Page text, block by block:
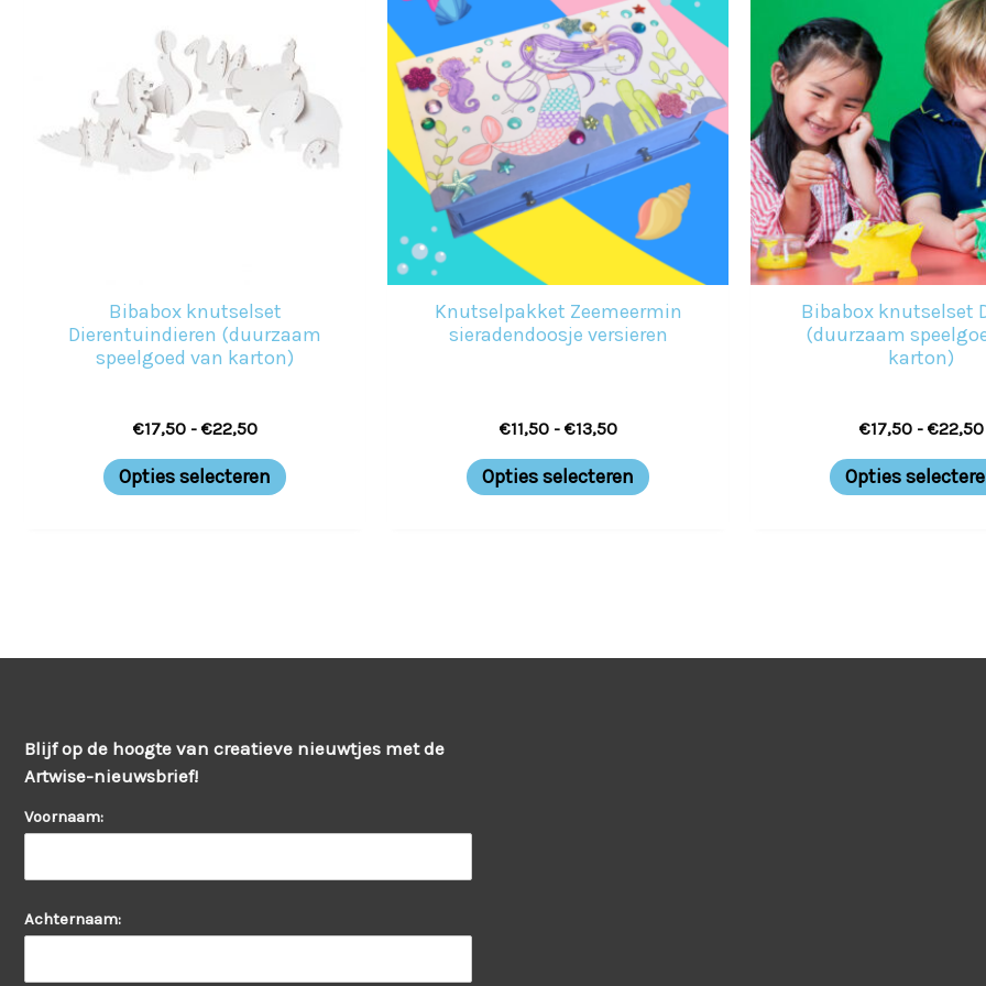
Bibabox knutselset
Dierentuindieren (duurzaam
speelgoed van karton)
€17,50 - €22,50
Opties selecteren
heeft
meerdere
variaties.
Deze
de
Knutselpakket Zeemeermin
sieradendoosje versieren
€11,50 - €13,50
€13,50
Opties selecteren
heeft
meerdere
variaties.
Deze
optie
kan
gekozen
worden
op
Bibabox knutselset
(duurzaam
karton)
€17,50 - €22,50
Opties
Blijf op de hoogte van creatieve nieuwtjes met de
Artwise-nieuwsbrief!
Voornaam:
Achternaam: